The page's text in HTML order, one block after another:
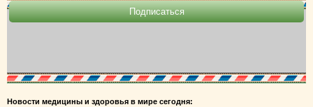
Новости медицины и здоровья в мире сегодня: